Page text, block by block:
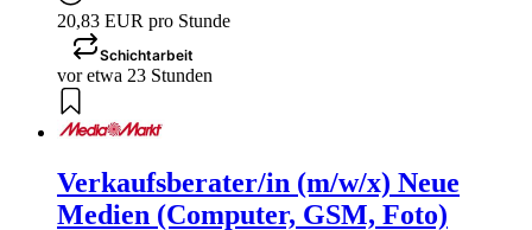
20,83 EUR pro Stunde
Schichtarbeit
vor etwa 23 Stunden
Verkaufsberater/in (m/w/x) Neue
Medien (Computer, GSM, Foto)